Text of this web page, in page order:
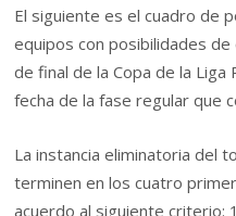
El siguiente es el cuadro de
equipos con posibilidades
de final de la Copa de la
fecha de la fase regular que
La instancia eliminatoria del
terminen en los cuatro
acuerdo al siguiente criterio: